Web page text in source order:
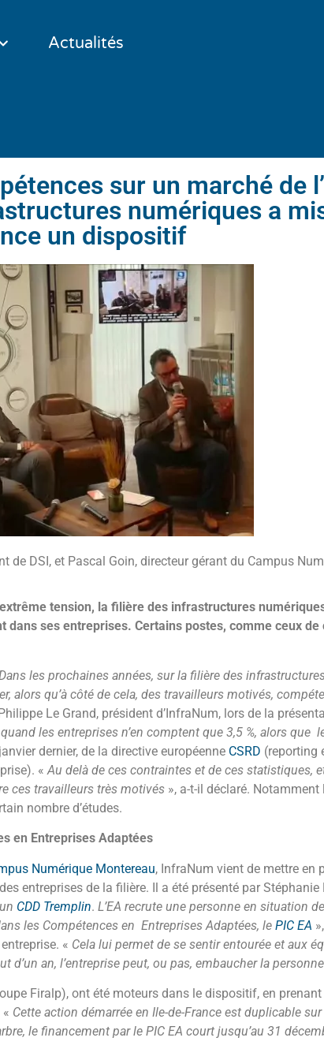
Actualités
sur un marché de
numériques a
un dispositif
de DSI, et Pascal Goin, directeur gérant du Campus
tension, la filière des infrastructures
ses entreprises. Certains postes, comme ceux de
les prochaines années, sur la filière des
qu’à côté de cela, des travailleurs motivés,
Le Grand, président d’InfraNum, lors de la
les entreprises n’en comptent que 3,5 %, alors que
dernier, de la directive européenne CSRD (reporting
« Au delà de ces contraintes et de ces statistiques,
ces travailleurs très motivés », a-t-il déclaré.
nombre d’études.
en Entreprises Adaptées
Numérique Montereau, InfraNum vient de mettre en
entreprises de la filière. Il a été présenté par Stéphanie
CDD Tremplin. L’EA recrute une personne en situation
les Compétences en Entreprises Adaptées, le PIC EA
« Cela lui permet de se sentir entourée et aux
d’un an, l’entreprise peut, ou pas, embaucher la personne
Firalp), ont été moteurs dans le dispositif, en
Cette action démarrée en Ile-de-France est duplicable
le financement par le PIC EA court jusqu’au 31